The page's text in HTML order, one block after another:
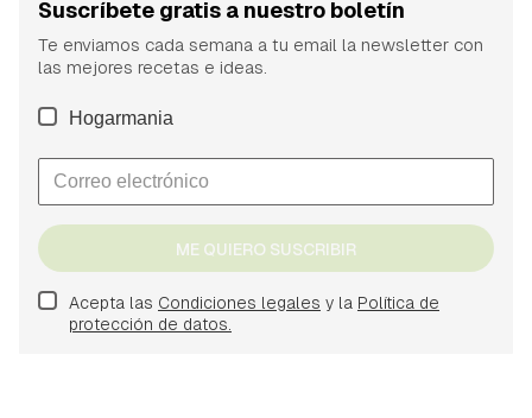
Suscríbete gratis a nuestro boletín
Te enviamos cada semana a tu email la newsletter con
las mejores recetas e ideas.
Hogarmania
ME QUIERO SUSCRIBIR
Acepta las Condiciones legales y la Política de
protección de datos.